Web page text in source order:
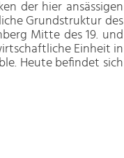
der hier ansässigen
Grundstruktur des
Mitte des 19. und
Einheit in
Heute befindet sich